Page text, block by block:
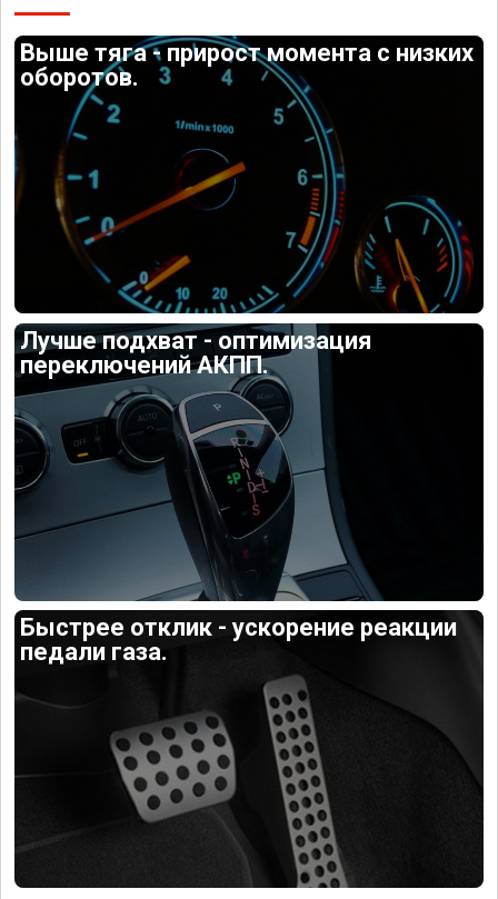
Выше тяга - прирост момента с низких
оборотов.
Лучше подхват - оптимизация
переключений АКПП.
Быстрее отклик - ускорение реакции
педали газа.